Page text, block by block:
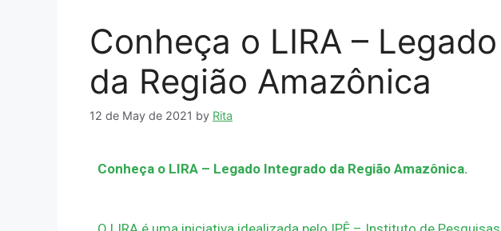
Conheça o LIRA –
da Região Amazônica
12 de May de 2021 by Rita
Conheça o LIRA – Legado Integrado da Região Amazônica.